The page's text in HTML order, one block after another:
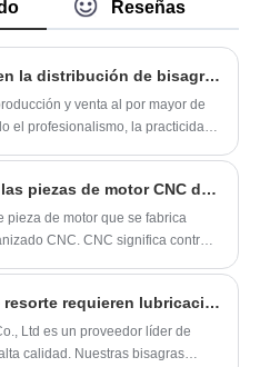
y personalización
completas de I + D para
certificados por
También ofrecemos una
masa rentable y tiempos de
Reseñas
La maestría de Huaner en la distribución de bisagras funcionales y elegantes
y venta al por mayor de
el profesionalismo, la practicidad
¿En qué se diferencian las piezas de motor CNC de las piezas de motor tradicionales?
pieza de motor que se fabrica
CNC. CNC significa control
¿Las bisagras de doble resorte requieren lubricación?
Ltd es un proveedor líder de
calidad. Nuestras bisagras